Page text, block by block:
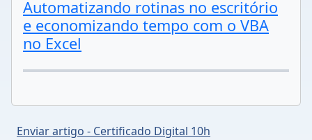
Automatizando rotinas no escritório
e economizando tempo com o VBA
no Excel
Enviar artigo - Certificado Digital 10h